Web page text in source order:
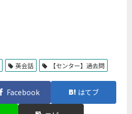
英会話 【センター】過去問
Facebook はてブ